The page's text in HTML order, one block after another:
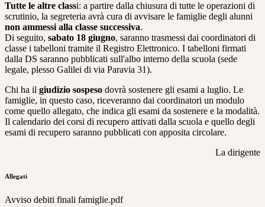
Tutte le altre classi: a partire dalla chiusura di tutte le operazioni di
scrutinio, la segreteria avrà cura di avvisare le famiglie degli alunni
non ammessi alla classe successiva.
Di seguito, sabato 18 giugno, saranno trasmessi dai coordinatori di
classe i tabelloni tramite il Registro Elettronico. I tabelloni firmati
dalla DS saranno pubblicati sull'albo interno della scuola (sede
legale, plesso Galilei di via Paravia 31).
Chi ha il giudizio sospeso dovrà sostenere gli esami a luglio. Le
famiglie, in questo caso, riceveranno dai coordinatori un modulo
come quello allegato, che indica gli esami da sostenere e la modalità.
Il calendario dei corsi di recupero attivati dalla scuola e quello degli
esami di recupero saranno pubblicati con apposita circolare.
La dirigente
Allegati
Avviso debiti finali famiglie.pdf